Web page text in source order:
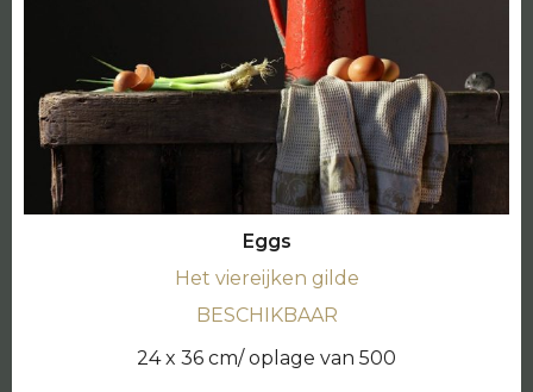
Eggs
Het viereijken gilde
BESCHIKBAAR
24 x 36 cm/ oplage van 500